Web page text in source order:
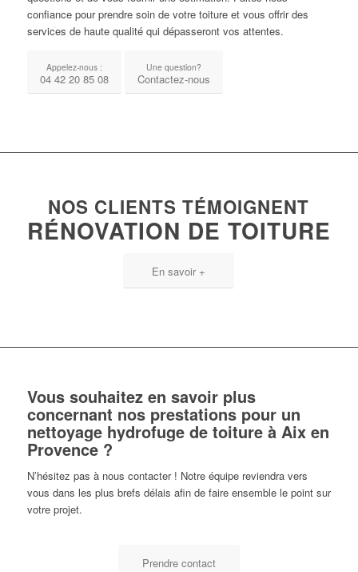
confiance pour prendre soin de votre toiture et vous offrir des
services de haute qualité qui dépasseront vos attentes.
Appelez-nous :
04 42 20 85 08
Une question?
Contactez-nous
NOS CLIENTS TÉMOIGNENT
RÉNOVATION DE TOITURE
En savoir +
Vous souhaitez en savoir plus
concernant nos prestations pour un
nettoyage hydrofuge de toiture à Aix en
Provence ?
N’hésitez pas à nous contacter ! Notre équipe reviendra vers
vous dans les plus brefs délais afin de faire ensemble le point sur
votre projet.
Prendre contact